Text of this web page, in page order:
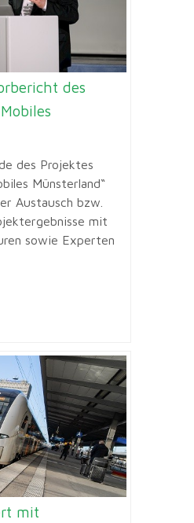
des
des Projektes
Münsterland“
Austausch bzw.
mit
sowie Experten
mit